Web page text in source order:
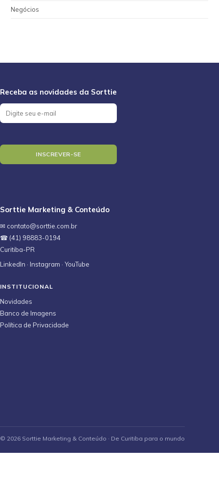
Negócios
Sorttie Marketing & Conteúdo
✉ contato@sorttie.com.br
☎ (41) 98883-0194
Curitiba-PR
LinkedIn · Instagram · YouTube
INSTITUCIONAL
Novidades
Banco de Imagens
Política de Privacidade